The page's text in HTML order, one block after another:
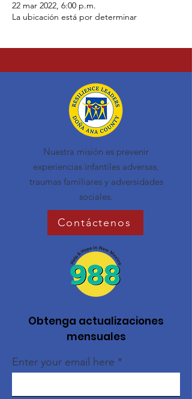
22 mar 2022, 6:00 p.m.
La ubicación está por determinar
Nuestra misión es prevenir
experiencias infantiles adversas,
traumas familiares y adversidades
sociales.
Contáctenos
Obtenga actualizaciones
mensuales
Enter your email here